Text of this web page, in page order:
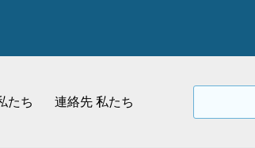
たち 連絡先 私たち